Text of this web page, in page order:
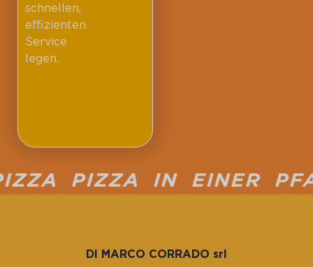
schnellen,
effizienten
Service
legen.
PIZZA IN EINER
DI MARCO CORRADO srl